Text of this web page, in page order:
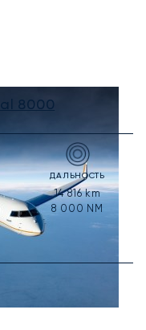
8000
ДАЛЬНОСТЬ
14 816km
8 000 NM